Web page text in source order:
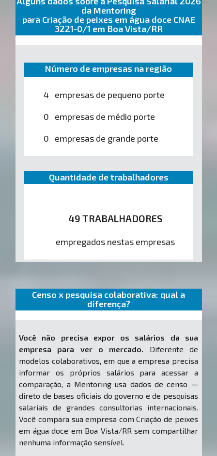
da Mentoring
para Criação de peixes em água doce CNAE
3221-0/1 em Boa Vista/RR
Número de empresas na região
4 empresas de pequeno porte
0 empresas de médio porte
0 empresas de grande porte
Quantidade de trabalhadores
49 TRABALHADORES
empregados nestas empresas
Censo x pesquisa colaborativa: qual a
diferença?
Você não precisa expor os salários da sua
empresa para ver o mercado. Diferente de
modelos colaborativos, em que a empresa precisa
informar os próprios salários para acessar a
comparação, a Mentoring usa dados de censo —
direto de bases oficiais do governo e de pesquisas
salariais de grandes consultorias internacionais.
Você compara sua empresa com Criação de peixes
em água doce em Boa Vista/RR sem compartilhar
nenhuma informação sensível.